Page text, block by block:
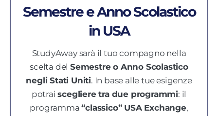
Semestre e Anno Scolastico
in USA
StudyAway sarà il tuo compagno nella
scelta del Semestre o Anno Scolastico
negli Stati Uniti. In base alle tue esigenze
potraiscegliere tra due programmi: il
programma“classico” USA Exchange,